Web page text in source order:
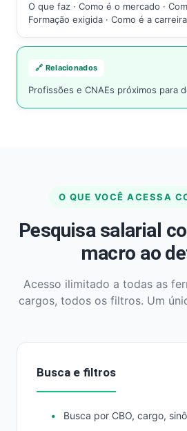
O que faz · Como é o mercado ·
Formação exigida · Como é a
🔗 Relacionados
Profissões e CNAEs próximos para
O QUE VOCÊ ACESSA
Pesquisa salarial
macro ao
Acesso ilimitado a todas as
cargos, todos os filtros. Um
Busca e filtros
Busca por CBO, cargo,